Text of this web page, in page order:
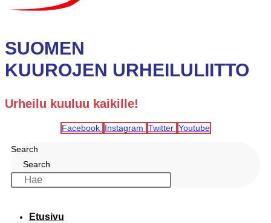
SUOMEN
KUUROJEN URHEILULIITTO
Urheilu kuuluu kaikille!
Facebook Instagram Twitter Youtube
Search
Search
Etusivu